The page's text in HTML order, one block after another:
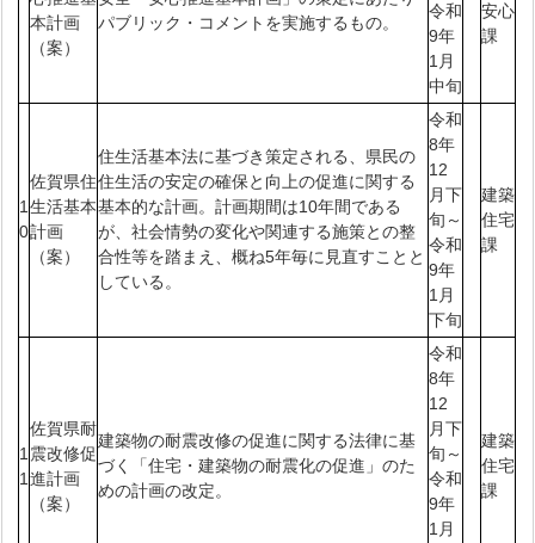
本計画
（案）
パブリック・コメントを実施するもの。
令和
9年
1月
中旬
安心
課
1
0
佐賀県住
生活基本
計画
（案）
住生活基本法に基づき策定される、県民の
住生活の安定の確保と向上の促進に関する
基本的な計画。計画期間は10年間である
が、社会情勢の変化や関連する施策との整
合性等を踏まえ、概ね5年毎に見直すことと
している。
令和
8年
12
月下
旬～
令和
9年
1月
下旬
建築
住宅
課
1
1
佐賀県耐
震改修促
進計画
（案）
建築物の耐震改修の促進に関する法律に基
づく「住宅・建築物の耐震化の促進」のた
めの計画の改定。
令和
8年
12
月下
旬～
令和
9年
1月
建築
住宅
課